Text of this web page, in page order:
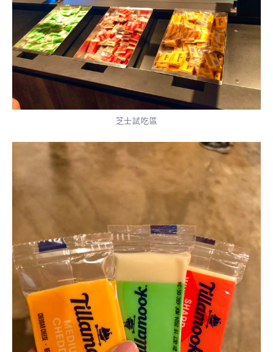
芝士試吃區